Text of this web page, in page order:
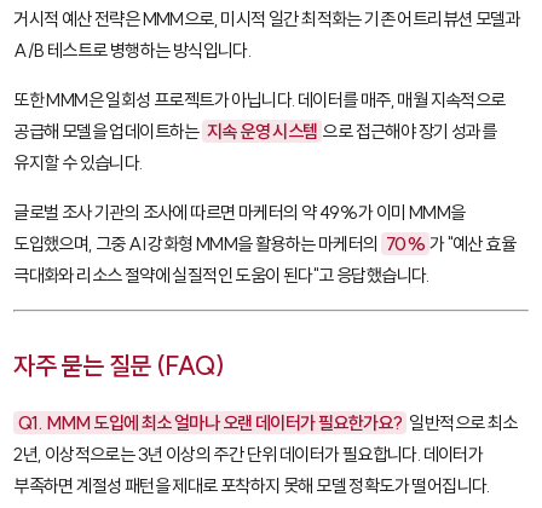
거시적 예산 전략은 MMM으로, 미시적 일간 최적화는 기존 어트리뷰션 모델과
A/B 테스트로 병행하는 방식입니다.
또한 MMM은 일회성 프로젝트가 아닙니다. 데이터를 매주, 매월 지속적으로
공급해 모델을 업데이트하는 지속 운영 시스템 으로 접근해야 장기 성과를
유지할 수 있습니다.
글로벌 조사 기관의 조사에 따르면 마케터의 약 49%가 이미 MMM을
도입했으며, 그중 AI 강화형 MMM을 활용하는 마케터의 70% 가 "예산 효율
극대화와 리소스 절약에 실질적인 도움이 된다"고 응답했습니다.
자주 묻는 질문 (FAQ)
Q1. MMM 도입에 최소 얼마나 오랜 데이터가 필요한가요? 일반적으로 최소
2년, 이상적으로는 3년 이상의 주간 단위 데이터가 필요합니다. 데이터가
부족하면 계절성 패턴을 제대로 포착하지 못해 모델 정확도가 떨어집니다.